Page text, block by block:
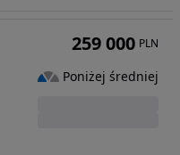
259 000 PLN
Poniżej średniej